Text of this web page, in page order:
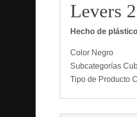
Levers
Hecho de
Color Negro
Subcategorías
Tipo de Producto